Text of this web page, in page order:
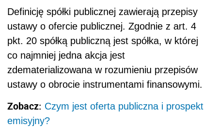
Definicję spółki publicznej zawierają przepisy
ustawy o ofercie publicznej. Zgodnie z art. 4
pkt. 20 spółką publiczną jest spółka, w której
co najmniej jedna akcja jest
zdematerializowana w rozumieniu przepisów
ustawy o obrocie instrumentami finansowymi.
Zobacz: Czym jest oferta publiczna i prospekt
emisyjny?